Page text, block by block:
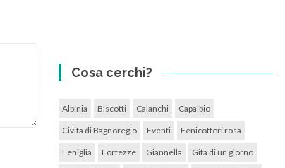
Cosa cerchi?
Albinia Biscotti Calanchi Capalbio
Civita di Bagnoregio Eventi Fenicotteri rosa
Feniglia Fortezze Giannella Gita di un giorno